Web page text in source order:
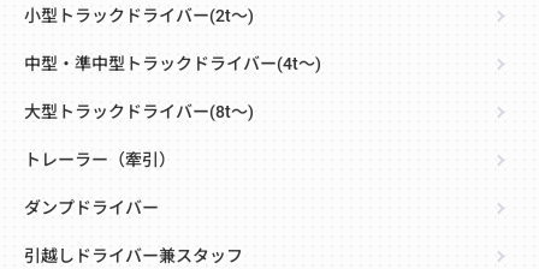
小型トラックドライバー(2t～)
中型・準中型トラックドライバー(4t～)
大型トラックドライバー(8t～)
トレーラー（牽引）
ダンプドライバー
引越しドライバー兼スタッフ